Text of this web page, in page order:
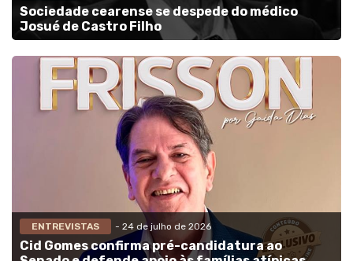
Sociedade cearense se despede do médico
Josué de Castro Filho
ENTREVISTAS - 24 de julho de 2026
Cid Gomes confirma pré-candidatura ao